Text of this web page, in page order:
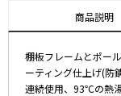
商品説明
棚板フレームとポー
ーティング仕上げ(
連続使用、93℃の熱